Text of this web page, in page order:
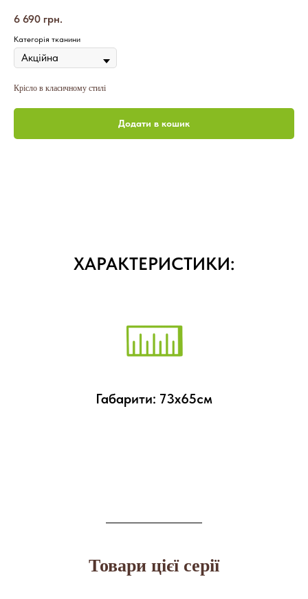
6 690 грн.
Категорія тканини
Крісло в класичному стилі
Додати в кошик
ХАРАКТЕРИСТИКИ:
Габарити: 73х65см
Товари цієї серії